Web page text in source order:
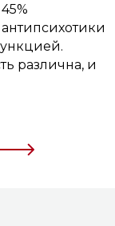
различна, и